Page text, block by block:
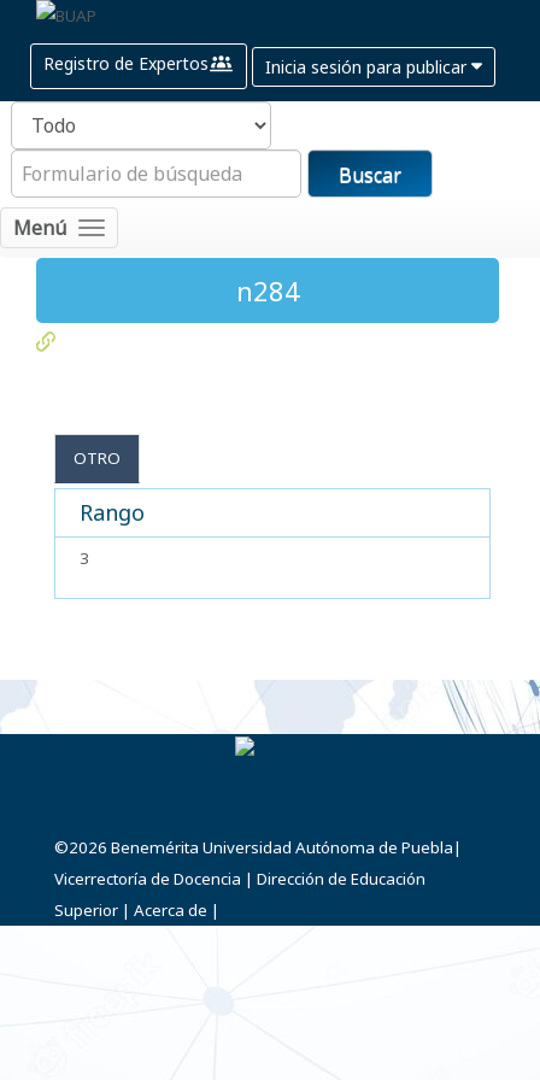
Registro de Expertos Inicia sesión para publicar
Buscar
Menú
n284
OTRO
Rango
3
©2026 Benemérita Universidad Autónoma de Puebla|
Vicerrectoría de Docencia | Dirección de Educación
Superior | Acerca de |